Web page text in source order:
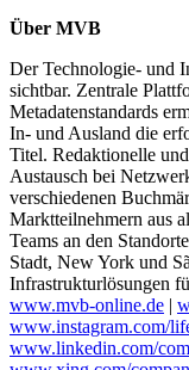
Über MVB
Der Technologie- und
sichtbar. Zentrale
Metadatenstandards
In- und Ausland die
Titel. Redaktionelle
Austausch bei
verschiedenen
Marktteilnehmern aus
Teams an den
Stadt, New York und
Infrastrukturlösungen
www.mvb-online.de |
www.instagram.com/
www.linkedin.com/